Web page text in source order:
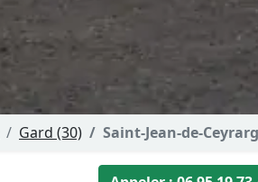
Gard (30) Saint-Jean-de-